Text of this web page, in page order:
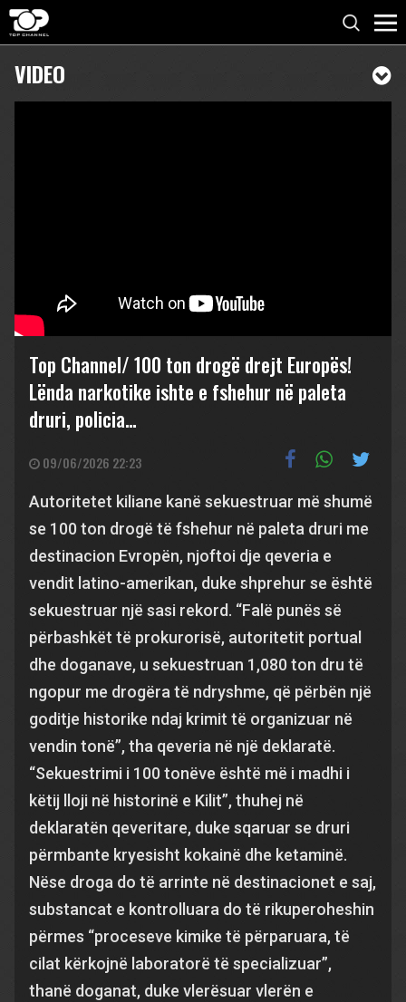
VIDEO
Top Channel/ 100 ton drogë drejt Europës!
Lënda narkotike ishte e fshehur në paleta
druri, policia…
09/06/2026 22:23
Autoritetet kiliane kanë sekuestruar më shumë
se 100 ton drogë të fshehur në paleta druri me
destinacion Evropën, njoftoi dje qeveria e
vendit latino-amerikan, duke shprehur se është
sekuestruar një sasi rekord. “Falë punës së
përbashkët të prokurorisë, autoritetit portual
dhe doganave, u sekuestruan 1,080 ton dru të
ngopur me drogëra të ndryshme, që përbën një
goditje historike ndaj krimit të organizuar në
vendin tonë”, tha qeveria në një deklaratë.
“Sekuestrimi i 100 tonëve është më i madhi i
këtij lloji në historinë e Kilit”, thuhej në
deklaratën qeveritare, duke sqaruar se druri
përmbante kryesisht kokainë dhe ketaminë.
Nëse droga do të arrinte në destinacionet e saj,
substancat e kontrolluara do të rikuperoheshin
përmes “proceseve kimike të përparuara, të
cilat kërkojnë laboratorë të specializuar”,
thanë doganat, duke vlerësuar vlerën e